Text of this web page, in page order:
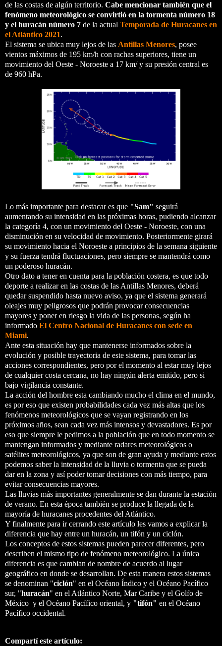
de las costas de algún territorio. Cabe mencionar también que el
fenómeno meteorológico se convirtió en la tormenta número 18
y el huracán número 7 de la actual Temporada de Huracanes en
el Atlántico 2021.
El sistema se ubica muy lejos de las Antillas Menores, posee
vientos máximos de 195 km/h con rachas superiores, tiene un
movimiento del Oeste - Noroeste a 17 km/ y su presión central es
de 960 hPa.
Lo más importante para destacar es que "Sam" seguirá
aumentando su intensidad en las próximas horas, pudiendo alcanzar
la categoría 4, con un movimiento del Oeste - Noroeste, con una
disminución en su velocidad de movimiento. Posteriormente girará
su movimiento hacia el Noroeste a principios de la semana siguiente
y su fuerza tendrá fluctuaciones, pero siempre se mantendrá como
un poderoso huracán.
Otro dato a tener en cuenta para la población costera, es que todo
deporte a realizar en las costas de las Antillas Menores, deberá
quedar suspendido hasta nuevo aviso, ya que el sistema generará
oleajes muy peligrosos que podrán provocar consecuencias
mayores y poner en riesgo la vida de las personas, según ha
informado El Centro Nacional de Huracanes con sede en
Miami.
Ante esta situación hay que mantenerse informados sobre la
evolución y posible trayectoria de este sistema, para tomar las
acciones correspondientes, pero por el momento al estar muy lejos
de cualquier costa cercana, no hay ningún alerta emitido, pero si
bajo vigilancia constante.
La acción del hombre esta cambiando mucho el clima en el mundo,
es por eso que existen probabilidades cada vez más altas que los
fenómenos meteorológicos que se vayan registrando en los
próximos años, sean cada vez más intensos y devastadores. Es por
eso que siempre le pedimos a la población que en todo momento se
mantengan informados y mediante radares meteorológicos o
satélites meteorológicos, ya que son de gran ayuda y mediante estos
podemos saber la intensidad de la lluvia o tormenta que se pueda
dar en la zona y así poder tomar decisiones con más tiempo, para
evitar consecuencias mayores.
Las lluvias más importantes generalmente se dan durante la estación
de verano. En esta época también se produce la llegada de la
mayoría de huracanes procedentes del Atlántico.
Y finalmente para ir cerrando este artículo les vamos a explicar la
diferencia que hay entre un huracán, un tifón y un ciclón.
Los conceptos de estos sistemas pueden parecer diferentes, pero
describen el mismo tipo de fenómeno meteorológico. La única
diferencia es que cambian de nombre de acuerdo al lugar
geográfico en donde se desarrollan. De esta manera estos sistemas
se denominan "ciclón" en el Océano Índico y el Océano Pacífico
sur, "huracán" en el Atlántico Norte, Mar Caribe y el Golfo de
México y el Océano Pacífico oriental, y "tifón" en el Océano
Pacífico occidental.
Compartí este artículo: